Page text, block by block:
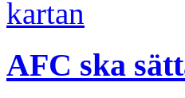
AFC ska